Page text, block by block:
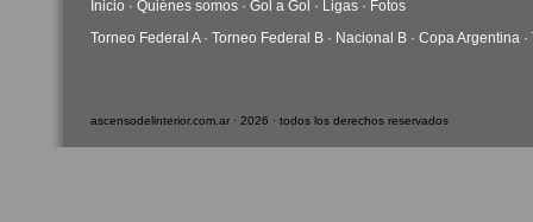
Inicio · Quiénes somos · Gol a Gol · Ligas · Fotos
Torneo Federal A· Torneo Federal B · Nacional B · Copa Argentina ·
ascensodelinterior.com.ar · 2026 · todos los derechos reservados